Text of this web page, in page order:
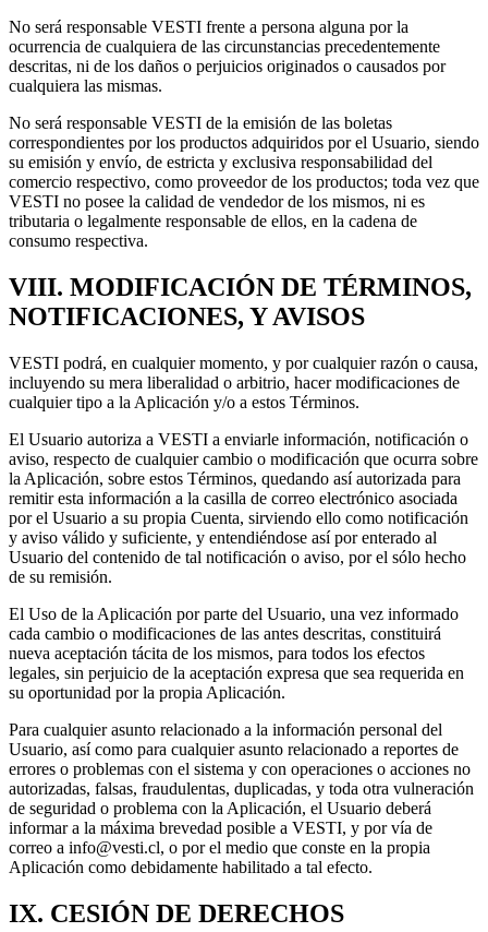
No será responsable VESTI frente a persona alguna por la
ocurrencia de cualquiera de las circunstancias precedentemente
descritas, ni de los daños o perjuicios originados o causados por
cualquiera las mismas.
No será responsable VESTI de la emisión de las boletas
correspondientes por los productos adquiridos por el Usuario, siendo
su emisión y envío, de estricta y exclusiva responsabilidad del
comercio respectivo, como proveedor de los productos; toda vez que
VESTI no posee la calidad de vendedor de los mismos, ni es
tributaria o legalmente responsable de ellos, en la cadena de
consumo respectiva.
VIII. MODIFICACIÓN DE TÉRMINOS,
NOTIFICACIONES, Y AVISOS
VESTI podrá, en cualquier momento, y por cualquier razón o causa,
incluyendo su mera liberalidad o arbitrio, hacer modificaciones de
cualquier tipo a la Aplicación y/o a estos Términos.
El Usuario autoriza a VESTI a enviarle información, notificación o
aviso, respecto de cualquier cambio o modificación que ocurra sobre
la Aplicación, sobre estos Términos, quedando así autorizada para
remitir esta información a la casilla de correo electrónico asociada
por el Usuario a su propia Cuenta, sirviendo ello como notificación
y aviso válido y suficiente, y entendiéndose así por enterado al
Usuario del contenido de tal notificación o aviso, por el sólo hecho
de su remisión.
El Uso de la Aplicación por parte del Usuario, una vez informado
cada cambio o modificaciones de las antes descritas, constituirá
nueva aceptación tácita de los mismos, para todos los efectos
legales, sin perjuicio de la aceptación expresa que sea requerida en
su oportunidad por la propia Aplicación.
Para cualquier asunto relacionado a la información personal del
Usuario, así como para cualquier asunto relacionado a reportes de
errores o problemas con el sistema y con operaciones o acciones no
autorizadas, falsas, fraudulentas, duplicadas, y toda otra vulneración
de seguridad o problema con la Aplicación, el Usuario deberá
informar a la máxima brevedad posible a VESTI, y por vía de
correo a info@vesti.cl, o por el medio que conste en la propia
Aplicación como debidamente habilitado a tal efecto.
IX. CESIÓN DE DERECHOS